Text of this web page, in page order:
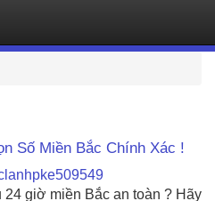
Số Miền Bắc Chính Xác !
giờ miền Bắc an toàn ? Hãy